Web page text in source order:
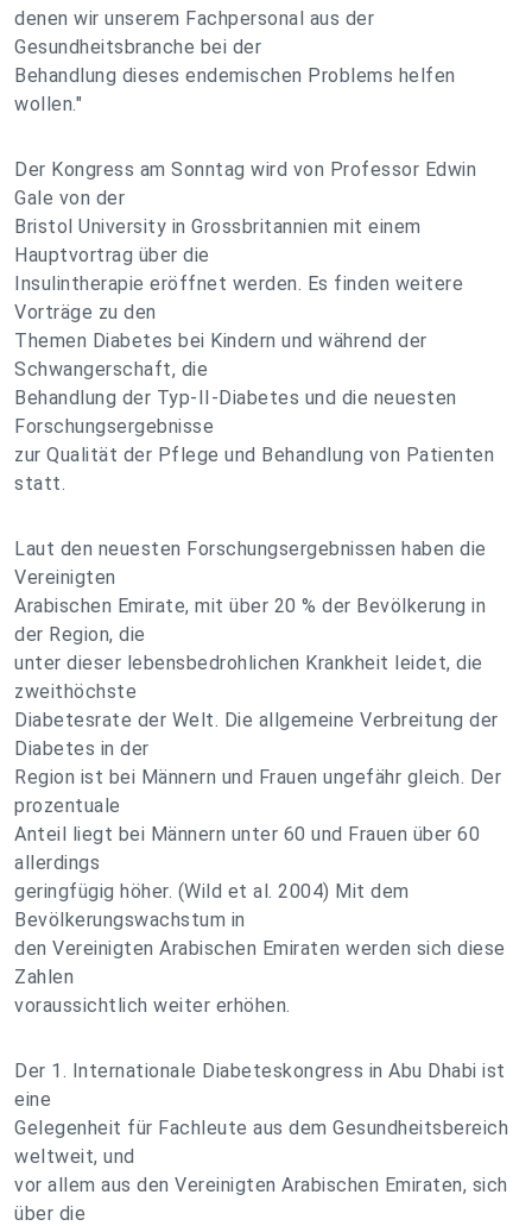
denen wir unserem Fachpersonal aus der
Gesundheitsbranche bei der
Behandlung dieses endemischen Problems helfen
wollen."
Der Kongress am Sonntag wird von Professor Edwin
Gale von der
Bristol University in Grossbritannien mit einem
Hauptvortrag über die
Insulintherapie eröffnet werden. Es finden weitere
Vorträge zu den
Themen Diabetes bei Kindern und während der
Schwangerschaft, die
Behandlung der Typ-II-Diabetes und die neuesten
Forschungsergebnisse
zur Qualität der Pflege und Behandlung von Patienten
statt.
Laut den neuesten Forschungsergebnissen haben die
Vereinigten
Arabischen Emirate, mit über 20 % der Bevölkerung in
der Region, die
unter dieser lebensbedrohlichen Krankheit leidet, die
zweithöchste
Diabetesrate der Welt. Die allgemeine Verbreitung der
Diabetes in der
Region ist bei Männern und Frauen ungefähr gleich. Der
prozentuale
Anteil liegt bei Männern unter 60 und Frauen über 60
allerdings
geringfügig höher. (Wild et al. 2004) Mit dem
Bevölkerungswachstum in
den Vereinigten Arabischen Emiraten werden sich diese
Zahlen
voraussichtlich weiter erhöhen.
Der 1. Internationale Diabeteskongress in Abu Dhabi ist
eine
Gelegenheit für Fachleute aus dem Gesundheitsbereich
weltweit, und
vor allem aus den Vereinigten Arabischen Emiraten, sich
über die